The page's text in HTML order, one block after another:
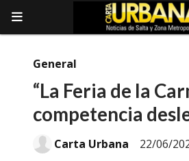
“La Feria de la
competencia
General
22/06/
Carta Urbana